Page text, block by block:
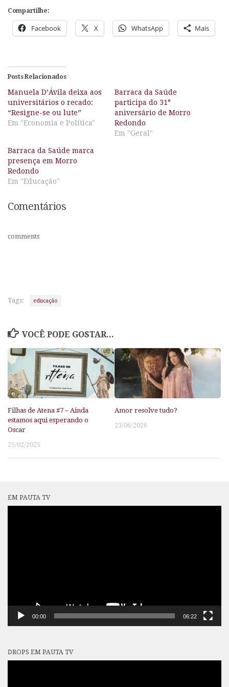
Compartilhe:
Facebook X WhatsApp Mais
Posts Relacionados
Manuela D’Ávila deixa aos
universitários o recado:
“Resigne-se ou lute”
Em "Economia e Política"
Barraca da Saúde
participa do 31°
aniversário de Morro
Redondo
Em "Geral"
Barraca da Saúde marca
presença em Morro
Redondo
Em "Educação"
Comentários
comments
Tags: educação
VOCÊ PODE GOSTAR...
Filhas de Atena #7 – Ainda
estamos aqui esperando o
Oscar
25/02/2025
Amor resolve tudo?
23/06/2026
EM PAUTA TV
00:00 06:22
DROPS EM PAUTA TV